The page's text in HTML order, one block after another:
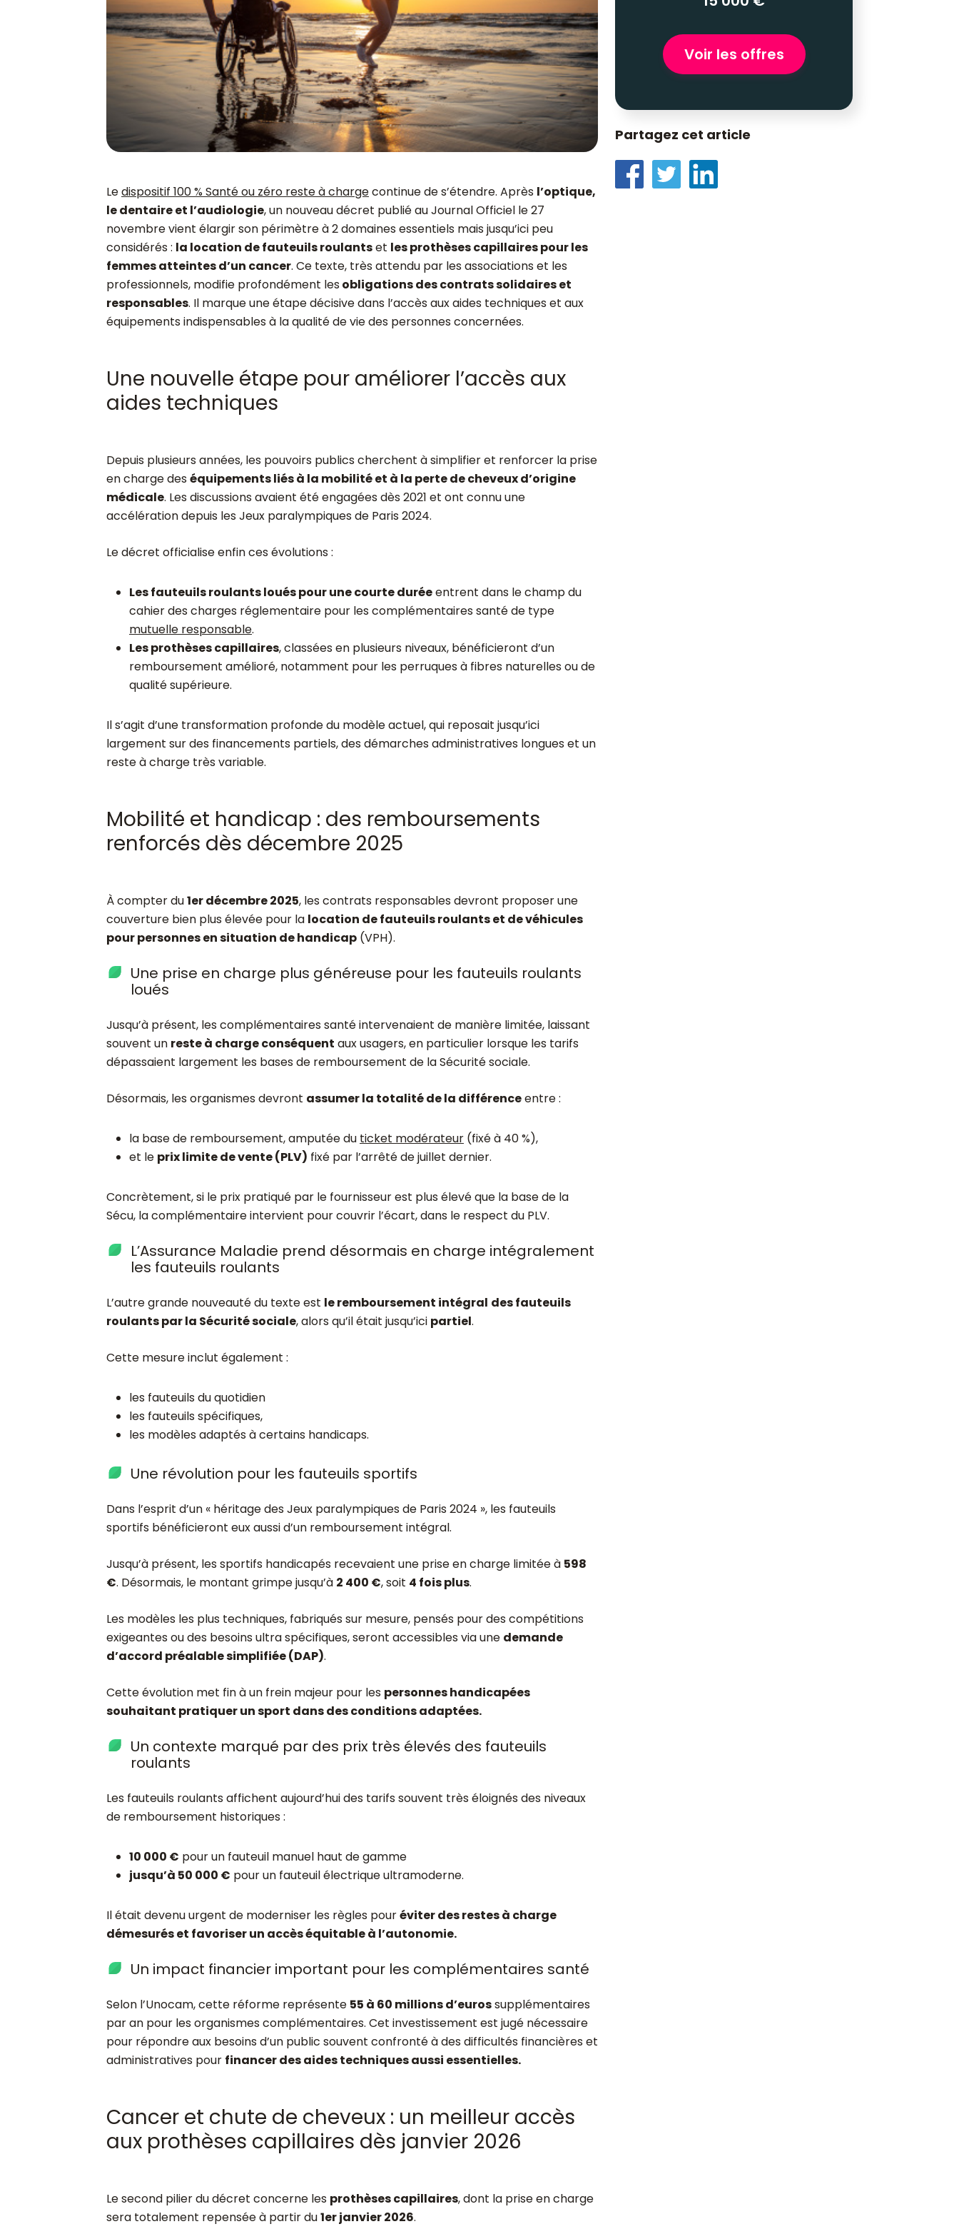
Ledispositif 100 % Santé ou zéro reste à chargecontinue de s’étendre. Après l’optique,
le dentaire et l’audiologie, un nouveau décret publié au Journal Officiel le 27
novembre vient élargir son périmètre à 2 domaines essentiels mais jusqu’ici peu
considérés : la location de fauteuils roulantset les prothèses capillaires pour les
femmes atteintes d’un cancer. Ce texte, très attendu par les associations et les
professionnels, modifie profondément lesobligations des contrats solidaires et
responsables. Il marque une étape décisive dans l’accès aux aides techniques et aux
équipements indispensables à la qualité de vie des personnes concernées.
Une nouvelle étape pour améliorer l’accès aux
aides techniques
Depuis plusieurs années, les pouvoirs publics cherchent à simplifier et renforcer la prise
en charge deséquipements liés à la mobilité et à la perte de cheveux d’origine
médicale. Les discussions avaient été engagées dès 2021 et ont connu une
accélération depuis les Jeux paralympiques de Paris 2024.
Le décret officialise enfin ces évolutions :
Les fauteuils roulants loués pour une courte duréeentrent dans le champ du
cahier des charges réglementaire pour les complémentaires santé de type
mutuelle responsable.
Les prothèses capillaires, classées en plusieurs niveaux, bénéficieront d’un
remboursement amélioré, notamment pour les perruques à fibres naturelles ou de
qualité supérieure.
Il s’agit d’une transformation profonde du modèle actuel, qui reposait jusqu’ici
largement sur des financements partiels, des démarches administratives longues et un
reste à charge très variable.
Mobilité et handicap : des remboursements
renforcés dès décembre 2025
À compter du1er décembre 2025, les contrats responsables devront proposer une
couverture bien plus élevée pour la location de fauteuils roulants et de véhicules
pour personnes en situation de handicap (VPH).
Une prise en charge plus généreuse pour les fauteuils roulants
loués
Jusqu’à présent, les complémentaires santé intervenaient de manière limitée, laissant
souvent un reste à charge conséquent aux usagers, en particulier lorsque les tarifs
dépassaient largement les bases de remboursement de la Sécurité sociale.
Désormais, les organismes devront assumer la totalité de la différenceentre :
la base de remboursement, amputée du ticket modérateur (fixé à 40 %),
et le prix limite de vente (PLV) fixé par l’arrêté de juillet dernier.
Concrètement, si le prix pratiqué par le fournisseur est plus élevé que la base de la
Sécu, la complémentaire intervient pour couvrir l’écart, dans le respect du PLV.
L’Assurance Maladie prend désormais en charge intégralement
les fauteuils roulants
L’autre grande nouveauté du texte est le remboursement intégral des fauteuils
roulants par la Sécurité sociale, alors qu’il était jusqu’ici partiel.
Cette mesure inclut également :
les fauteuils du quotidien
les fauteuils spécifiques,
les modèles adaptés à certains handicaps.
Une révolution pour les fauteuils sportifs
Dans l’esprit d’un « héritage des Jeux paralympiques de Paris 2024 », les fauteuils
sportifs bénéficieront eux aussi d’un remboursement intégral.
Jusqu’à présent, les sportifs handicapés recevaient une prise en charge limitée à 598
€. Désormais, le montant grimpe jusqu’à 2 400 €, soit 4 fois plus.
Les modèles les plus techniques, fabriqués sur mesure, pensés pour des compétitions
exigeantes ou des besoins ultra spécifiques, seront accessibles via une demande
d’accord préalable simplifiée (DAP).
Cette évolution met fin à un frein majeur pour les personnes handicapées
souhaitant pratiquer un sport dans des conditions adaptées.
Un contexte marqué par des prix très élevés des fauteuils
roulants
Les fauteuils roulants affichent aujourd’hui des tarifs souvent très éloignés des niveaux
de remboursement historiques :
10 000 € pour un fauteuil manuel haut de gamme
jusqu’à 50 000 € pour un fauteuil électrique ultramoderne.
Il était devenu urgent de moderniser les règles pouréviter des restes à charge
démesurés et favoriser un accès équitable à l’autonomie.
Un impact financier important pour les complémentaires santé
Selon l’Unocam, cette réforme représente 55 à 60 millions d’eurossupplémentaires
par an pour les organismes complémentaires. Cet investissement est jugé nécessaire
pour répondre aux besoins d’un public souvent confronté à des difficultés financières et
administratives pour financer des aides techniques aussi essentielles.
Cancer et chute de cheveux : un meilleur accès
aux prothèses capillaires dès janvier 2026
Le second pilier du décret concerne les prothèses capillaires, dont la prise en charge
sera totalement repensée à partir du1er janvier 2026.
Voir les offres
Partagez cet article